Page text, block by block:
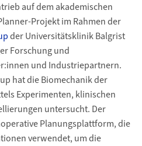
auf dem akademischen
Projekt im Rahmen der
der Universitätsklinik Balgrist
Forschung und
und Industriepartnern.
hat die Biomechanik der
Experimenten, klinischen
untersucht. Der
Planungsplattform, die
verwendet, um die